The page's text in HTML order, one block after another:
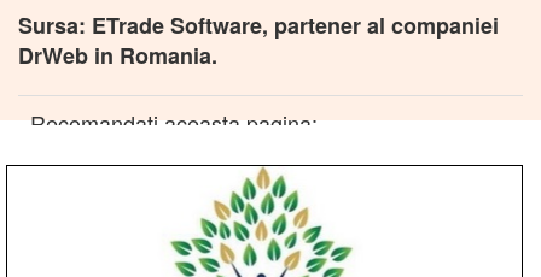
Sursa: ETrade Software, partener al companiei
DrWeb in Romania.
Recomandati aceasta pagina: